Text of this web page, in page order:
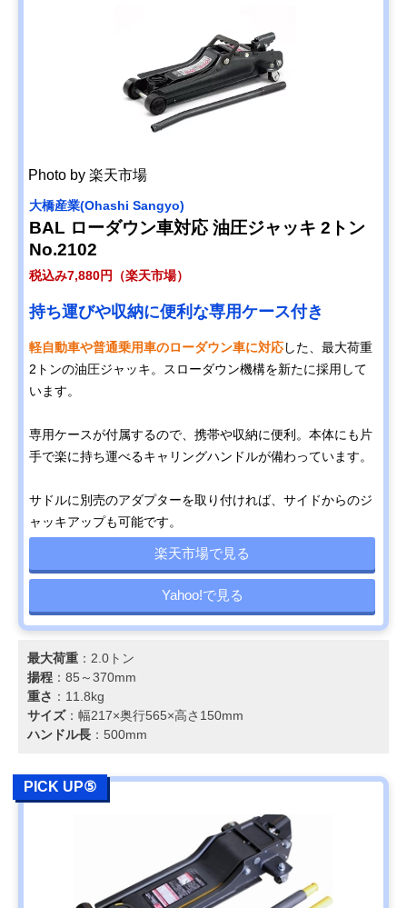
Photo by 楽天市場
大橋産業(Ohashi Sangyo)
BAL ローダウン車対応 油圧ジャッキ 2トン
No.2102
税込み7,880円（楽天市場）
持ち運びや収納に便利な専用ケース付き
軽自動車や普通乗用車のローダウン車に対応した、最大荷重
2トンの油圧ジャッキ。スローダウン機構を新たに採用して
います。
専用ケースが付属するので、携帯や収納に便利。本体にも片
手で楽に持ち運べるキャリングハンドルが備わっています。
サドルに別売のアダプターを取り付ければ、サイドからのジ
ャッキアップも可能です。
楽天市場で見る
Yahoo!で見る
最大荷重 ：2.0トン
揚程 ：85～370mm
重さ ：11.8kg
サイズ：幅217×奥行565×高さ150mm
ハンドル長 ：500mm
PICK UP⑤